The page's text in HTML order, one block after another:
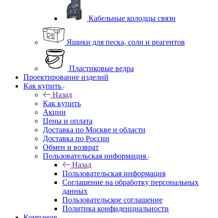
Кабельные колодцы связи
Ящики для песка, соли и реагентов
Пластиковые ведра
Проектирование изделий
Как купить
Назад
Как купить
Акции
Цены и оплата
Доставка по Москве и области
Доставка по России
Обмен и возврат
Пользовательская информация
Назад
Пользовательская информация
Соглашение на обработку персональных
данных
Пользовательское соглашение
Политика конфиденциальности